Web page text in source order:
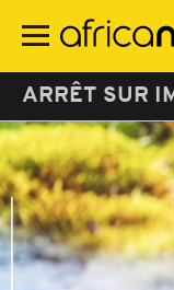
contenu
ARRÊT SUR